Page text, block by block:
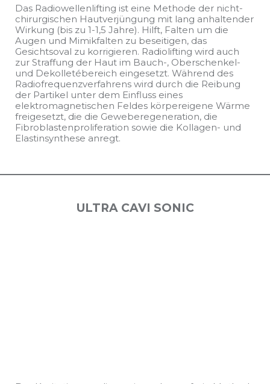
Das Radiowellenlifting ist eine Methode der nicht-
chirurgischen Hautverjüngung mit lang anhaltender
Wirkung (bis zu 1-1,5 Jahre). Hilft, Falten um die
Augen und Mimikfalten zu beseitigen, das
Gesichtsoval zu korrigieren. Radiolifting wird auch
zur Straffung der Haut im Bauch-, Oberschenkel-
und Dekolletébereich eingesetzt. Während des
Radiofrequenzverfahrens wird durch die Reibung
der Partikel unter dem Einfluss eines
elektromagnetischen Feldes körpereigene Wärme
freigesetzt, die die Geweberegeneration, die
Fibroblastenproliferation sowie die Kollagen- und
Elastinsynthese anregt.
ULTRA CAVI SONIC